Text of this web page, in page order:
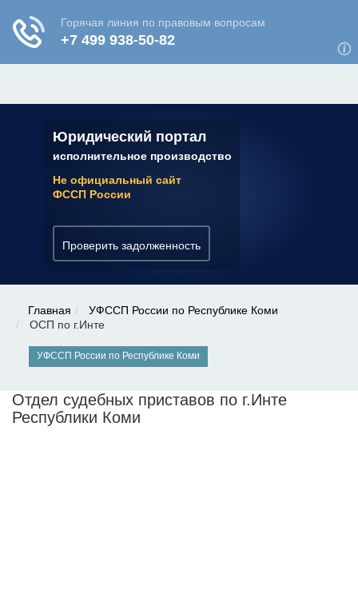
Юридический портал
исполнительное производство
Не официальный сайт
ФССП России
Проверить задолженность
✆ 7 (800) 350-22-64
Главная
УФССП России по Республике Коми
ОСП по г.Инте
УФССП России по Республике Коми
Отдел судебных приставов по г.Инте
Республики Коми